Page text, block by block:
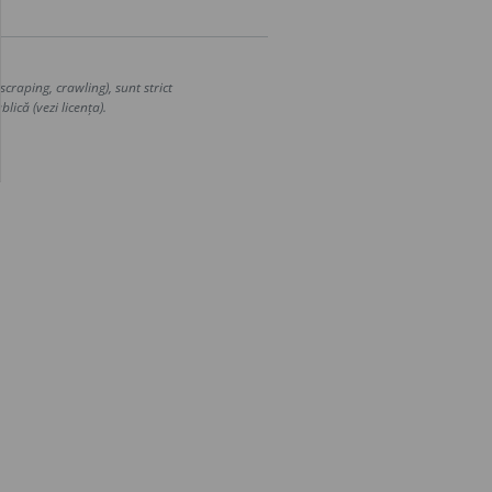
crawling), sunt strict
(vezi licența).